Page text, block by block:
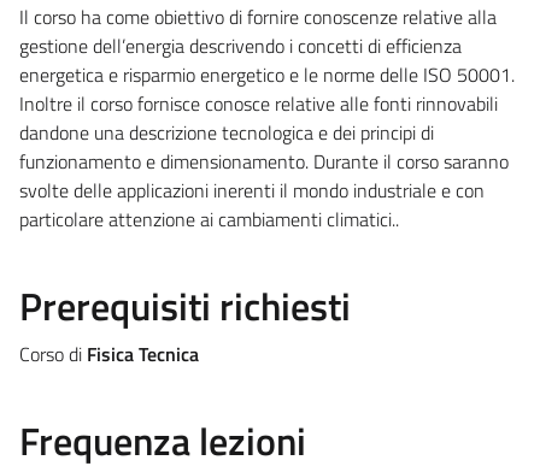
Il corso ha come obiettivo di fornire conoscenze relative alla
gestione dell’energia descrivendo i concetti di efficienza
energetica e risparmio energetico e le norme delle ISO 50001.
Inoltre il corso fornisce conosce relative alle fonti rinnovabili
dandone una descrizione tecnologica e dei principi di
funzionamento e dimensionamento. Durante il corso saranno
svolte delle applicazioni inerenti il mondo industriale e con
particolare attenzione ai cambiamenti climatici..
Prerequisiti richiesti
Corso di Fisica Tecnica
Frequenza lezioni